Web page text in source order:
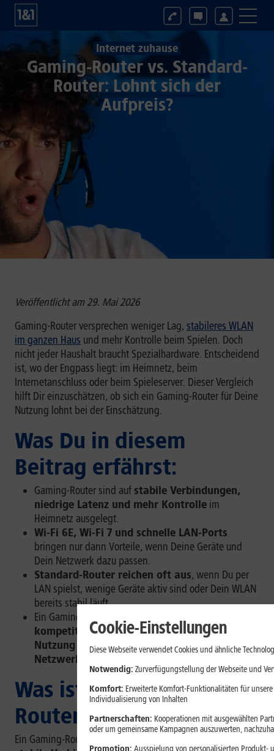
Internet zuhause
Gaming-Router vs. Standard-
Router: Lohnt sich der
Aufpreis?
Veröffentlicht am 29. Mai 2026
Gaming-Router versprechen weniger Lag, stabileres WLAN
im ganzen Haus und mehr Kontrolle beim Spielen. Doch
nicht jeder Haushalt braucht Spezialhardware. Entscheidend
ist, wo der Engpass liegt: im Heimnetz, beim
Internetanschluss oder beim Spieleserver. Dieser Vergleich
hilft Dir einzuschätzen, ob sich ein Gaming-Router für Deine
Nutzung lohnt bei der Einschätzung.
Was Du in diesem
Beitrag erfährst:
Gaming-Router sind auf stabile Verbindungen,
niedrige Latenz und mehr Kontrolle im
Heimnetz ausgelegt.
Wi-Fi 6E, Wi-Fi 7 und schnelle LAN-Ports
bringen nur dann Vorteile, wenn Deine Geräte und
Dein Netzwerk dazu passen.
Standard-Router reichen oft aus, wenn Du per
LAN spielst, wenige Geräte aktiv sind oder Dein WLAN
bereits stabil läuft.
Ein Gaming-Router lohnt sich vor allem bei
kompetitivem Online-Gaming, paralleler
Nutzung durch mehrere Personen und hoher
Netzwerkauslastung
Was ist ein Gaming-
Router?
Ein Gaming-Router ist ein Router, der besonders auf
Cookie-Einstellungen
Diese Webseite verwendet Cookies und ähnliche
Notwendig: Zurverfügungstellung der Webseite und
Komfort: Erweiterte Komfort-Funktionalitäten für
Individualisierung von Inhalten
Partnerschaften: Kooperationen mit ausgewählten
oder um gemeinsame Kampagnen auszuwerten,
Promotion: Ausspielung von personalisierten Produkt-